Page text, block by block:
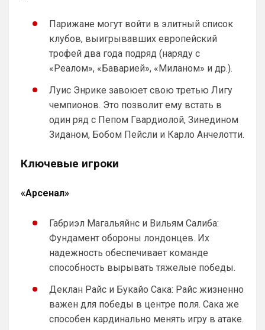
Парижане могут войти в элитный список
клубов, выигрывавших европейский
трофей два года подряд (наряду с
«Реалом», «Баварией», «Миланом» и др.).
Луис Энрике завоюет свою третью Лигу
чемпионов. Это позволит ему встать в
один ряд с Пепом Гвардиолой, Зинедином
Зиданом, Бобом Пейсли и Карло Анчелотти.
Ключевые игроки
«Арсенал»
Габриэл Магальяйнс и Вильям Салиба:
Фундамент обороны лондонцев. Их
надежность обеспечивает команде
способность вырывать тяжелые победы.
Деклан Райс и Букайо Сака: Райс жизненно
важен для победы в центре поля. Сака же
способен кардинально менять игру в атаке.
SkaVik• 17:10
Должны смущать Лёлик и Болик, и черти
Ответ для Britball
Мудрик и Гиттенс норм)
AndRey• 19:26
А меня смущают слова Мудрик, Бадиашиле,
Это слова проклятия
SkyNet• 00:09
Ответ для Аристократ
Один минус, уже не юниор…
Как раз таки это и плюс! )
SkyNet• 00:13
Слава Богу, что хоть этого дебила Гео